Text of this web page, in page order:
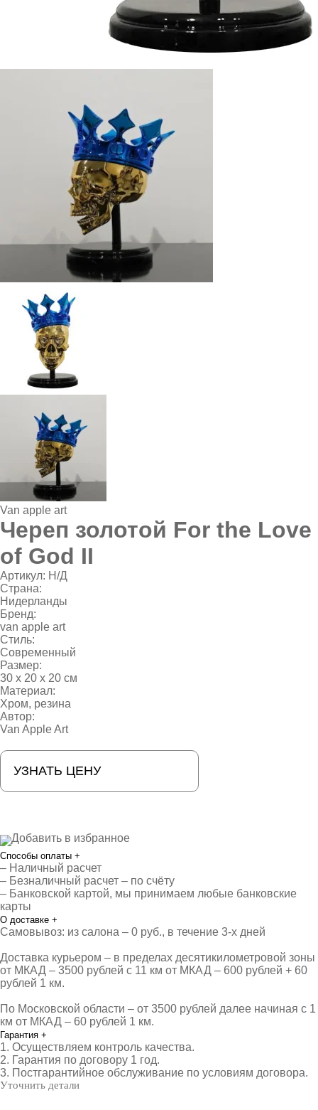
Van apple art
Череп золотой For the Love
of God II
Артикул: Н/Д
Страна:
Нидерланды
Бренд:
van apple art
Стиль:
Современный
Размер:
30 x 20 x 20 см
Материал:
Хром, резина
Автор:
Van Apple Art
УЗНАТЬ ЦЕНУ
Добавить в избранное
Способы оплаты +
– Наличный расчет
– Безналичный расчет – по счёту
– Банковской картой, мы принимаем любые банковские
карты
О доставке +
Самовывоз: из салона – 0 руб., в течение 3-х дней
Доставка курьером – в пределах десятикилометровой зоны
от МКАД – 3500 рублей с 11 км от МКАД – 600 рублей + 60
рублей 1 км.
По Московской области – от 3500 рублей далее начиная с 1
км от МКАД – 60 рублей 1 км.
Гарантия +
1. Осуществляем контроль качества.
2. Гарантия по договору 1 год.
3. Постгарантийное обслуживание по условиям договора.